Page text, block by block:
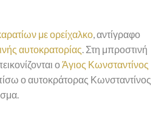
με ορείχαλκο, αντίγραφο
αυτοκρατορίας. Στη μπροστινή
οΆγιος Κωνσταντίνος
ο αυτοκράτορας Κωνσταντίνος